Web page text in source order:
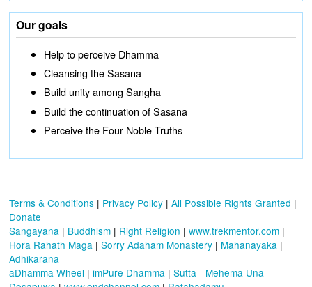
Our goals
Help to perceive Dhamma
Cleansing the Sasana
Build unity among Sangha
Build the continuation of Sasana
Perceive the Four Noble Truths
Terms & Conditions | Privacy Policy | All Possible Rights Granted |
Donate
Sangayana | Buddhism | Right Religion | www.trekmentor.com |
Hora Rahath Maga | Sorry Adaham Monastery | Mahanayaka |
Adhikarana
aDhamma Wheel | imPure Dhamma | Sutta - Mehema Una